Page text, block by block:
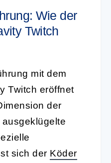
Wie der
Twitch
mit dem
Twitch eröffnet
der
sich der Köder